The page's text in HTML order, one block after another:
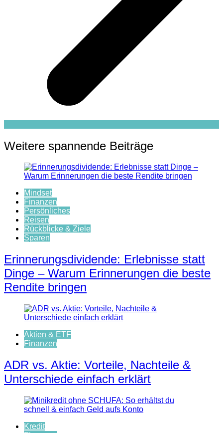
Weitere spannende Beiträge
Mindset
Finanzen
Persönliches
Reisen
Rückblicke & Ziele
Sparen
Erinnerungsdividende: Erlebnisse statt
Dinge – Warum Erinnerungen die beste
Rendite bringen
Aktien & ETF
Finanzen
ADR vs. Aktie: Vorteile, Nachteile &
Unterschiede einfach erklärt
Kredit